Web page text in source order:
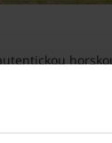
je
dům, včetně